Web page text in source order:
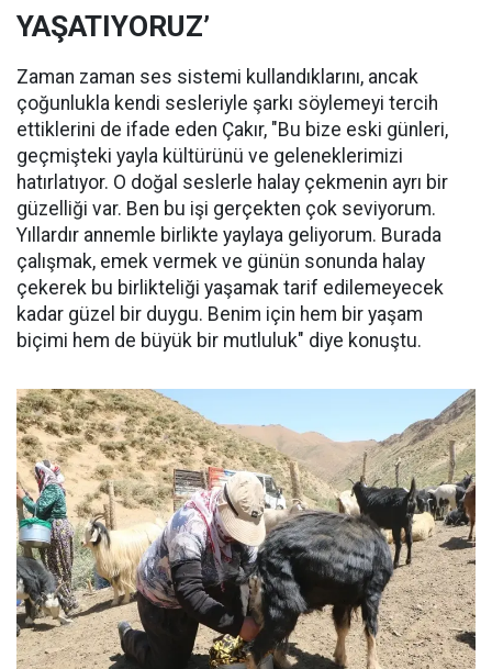
YAŞATIYORUZ’
Zaman zaman ses sistemi kullandıklarını, ancak
çoğunlukla kendi sesleriyle şarkı söylemeyi tercih
ettiklerini de ifade eden Çakır, "Bu bize eski günleri,
geçmişteki yayla kültürünü ve geleneklerimizi
hatırlatıyor. O doğal seslerle halay çekmenin ayrı bir
güzelliği var. Ben bu işi gerçekten çok seviyorum.
Yıllardır annemle birlikte yaylaya geliyorum. Burada
çalışmak, emek vermek ve günün sonunda halay
çekerek bu birlikteliği yaşamak tarif edilemeyecek
kadar güzel bir duygu. Benim için hem bir yaşam
biçimi hem de büyük bir mutluluk" diye konuştu.